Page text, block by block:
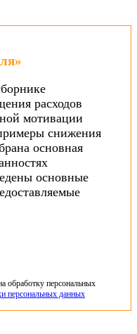
расходов
мотивации
снижения
основная
основные
обработку персональных
персональных данных